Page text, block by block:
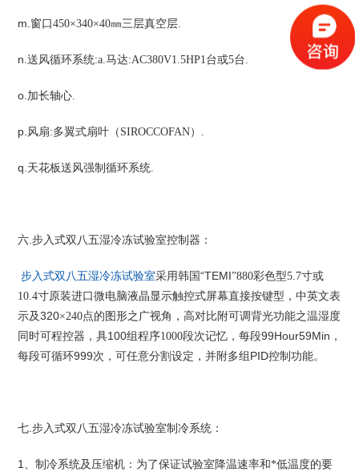
m. 窗口450×340×40㎜三层真空层.
n. 送风循环系统:a.马达:AC380V1.5HP1台或5台.
o. 加长轴心.
p. 风扇:多翼式扇叶（SIROCCOFAN）.
q. 天花板送风强制循环系统.
六.步入式双八五湿冷冻试验室控制器：
步入式双八五湿冷冻试验室采用韩国 “TEMI”880彩色型5.7寸或
10.4寸原装进口微电脑液晶显示触控式屏幕直接按键型 ， 中英文表
示及320×240点的图形之广视角 ，高对比附可调背光功能之温湿度
同时可程控器， 具100组程序1000段次记忆， 每段99Hour59Min，
每段可循环999次 ，可任意分割设定， 并附多组 PID控制功能。
七.步入式双八五湿冷冻试验室制冷系统：
1 、制冷系统及压缩机：为了保证试验室降温速率和*低温度的要